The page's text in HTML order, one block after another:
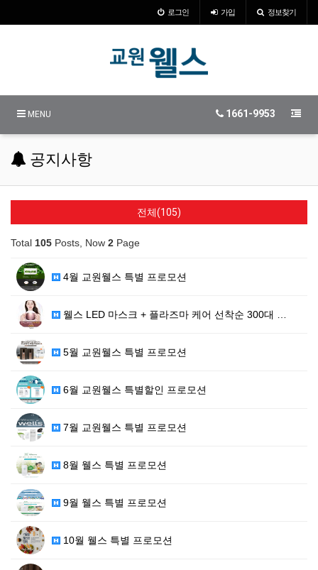
로그인 가입 정보찾기
MENU 1661-9953
공지사항
전체(105)
Total 105 Posts, Now 2 Page
4월 교원웰스 특별 프로모션
웰스 LED 마스크 + 플라즈마 케어 선착순 300대 …
5월 교원웰스 특별 프로모션
6월 교원웰스 특별할인 프로모션
7월 교원웰스 특별 프로모션
8월 웰스 특별 프로모션
9월 웰스 특별 프로모션
10월 웰스 특별 프로모션